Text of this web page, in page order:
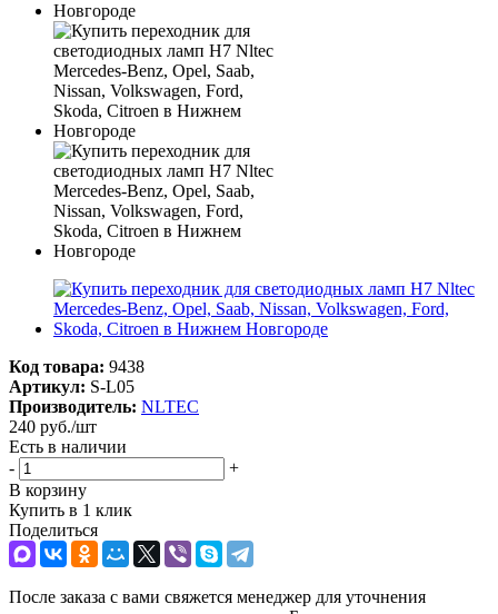
Код товара: 9438
Артикул: S-L05
Производитель: NLTEC
240 руб./шт
Есть в наличии
-
+
В корзину
Купить в 1 клик
Поделиться
После заказа с вами свяжется менеджер для уточнения